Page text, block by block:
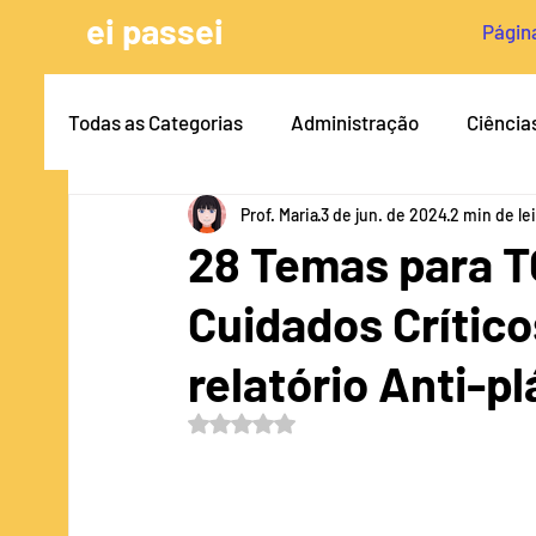
ei passei
Todas as Categorias Administração
Arquitetura e Urbanismo Antiplágio &
Engenharia Civil Dicas para TCC
Pedagogia Serviço Social Psicologia
28 Temas para
Cuidados
relatório Anti-
Prof. Maria3 de jun. de 20242 min de
Avaliado com NaN de 5 estrelas.